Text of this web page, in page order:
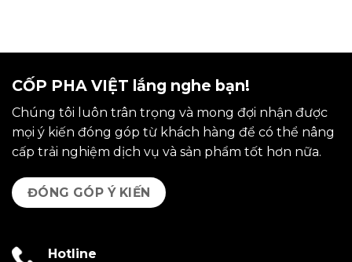
CỐP PHA VIỆT lắng nghe bạn!
Chúng tôi luôn trân trọng và mong đợi nhận được
mọi ý kiến đóng góp từ khách hàng để có thể nâng
cấp trải nghiệm dịch vụ và sản phẩm tốt hơn nữa.
ĐÓNG GÓP Ý KIẾN
Hotline